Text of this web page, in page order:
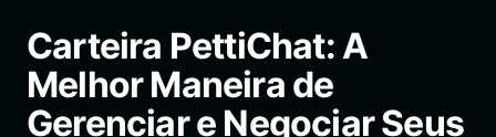
Bahasa Indonesia
ภาษาไทย
Carteira PettiChat: A
Melhor Maneira de
Gerenciar e Negociar Seus